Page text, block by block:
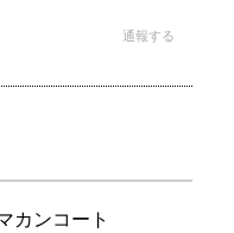
通報する
カンコート